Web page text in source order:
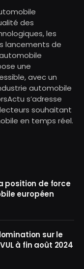
des
les
lancements de
une
avec un
automobile
s’adresse
souhaitant
en temps réel.
position de force
européen
sur le
à fin août 2024